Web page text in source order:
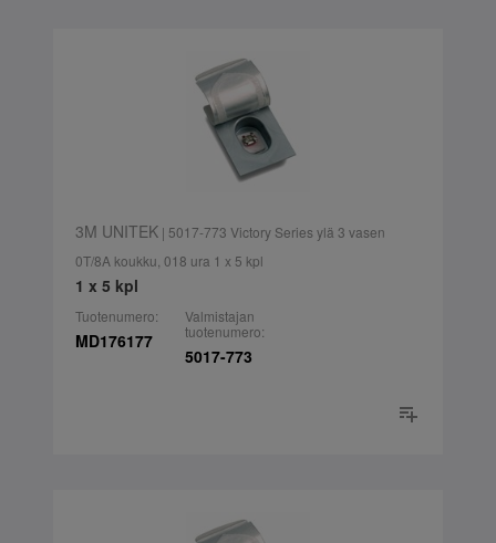
3M UNITEK| 5017-773 Victory Series ylä 3 vasen
0T/8A koukku, 018 ura 1 x 5 kpl
1 x 5 kpl
Tuotenumero:
MD176177
Valmistajan
tuotenumero:
5017-773